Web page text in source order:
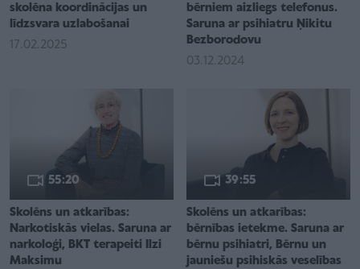
skolēna koordinācijas un
līdzsvara uzlabošanai
17.02.2025
bērniem aizliegs telefonus.
Saruna ar psihiatru Ņikitu
Bezborodovu
03.12.2024
55:20
Skolēns un atkarības:
Narkotiskās vielas. Saruna ar
narkoloģi, BKT terapeiti Ilzi
Maksimu
39:55
Skolēns un atkarības:
bērnības ietekme. Saruna ar
bērnu psihiatri, Bērnu un
jauniešu psihiskās veselības